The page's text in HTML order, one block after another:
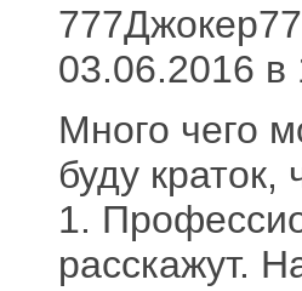
03.06.2016 в
Много чего
буду
1.
расскажут.